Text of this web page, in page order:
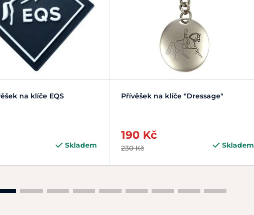
Do košíku
na klíče EQS
Skladem
Do košíku
Přívěšek na klíče "Dressage"
190 Kč
230 Kč Skladem